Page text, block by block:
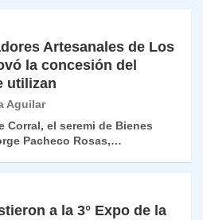
Artesanales de Los
la concesión del
utilizan
Aguilar
Corral, el seremi de Bienes
Pacheco Rosas,…
a la 3° Expo de la